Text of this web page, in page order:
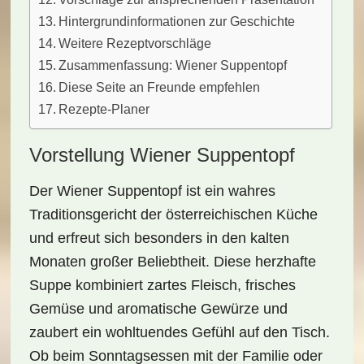
Hintergrundinformationen zur Geschichte
Weitere Rezeptvorschläge
Zusammenfassung: Wiener Suppentopf
Diese Seite an Freunde empfehlen
Rezepte-Planer
Vorstellung Wiener Suppentopf
Der Wiener Suppentopfist ein wahres
Traditionsgericht der österreichischen Küche
und erfreut sich besonders in den kalten
Monaten großer Beliebtheit. Diese herzhafte
Suppe kombiniert zartes Fleisch, frisches
Gemüse und aromatische Gewürze und
zaubert ein wohltuendes Gefühl auf den Tisch.
Ob beim Sonntagsessen mit der Familie oder